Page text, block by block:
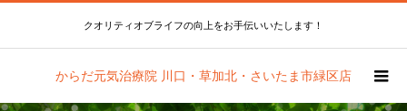
クオリティオブライフの向上をお手伝いいたします！
からだ元気治療院 川口・草加北・さいたま市緑区店